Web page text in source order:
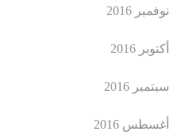
نوفمبر 2016
أكتوبر 2016
سبتمبر 2016
أغسطس 2016